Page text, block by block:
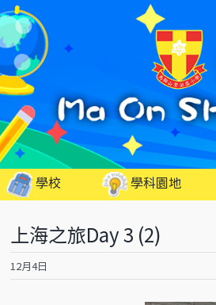
學校 學科園地
上海之旅Day 3 (2)
12月4日